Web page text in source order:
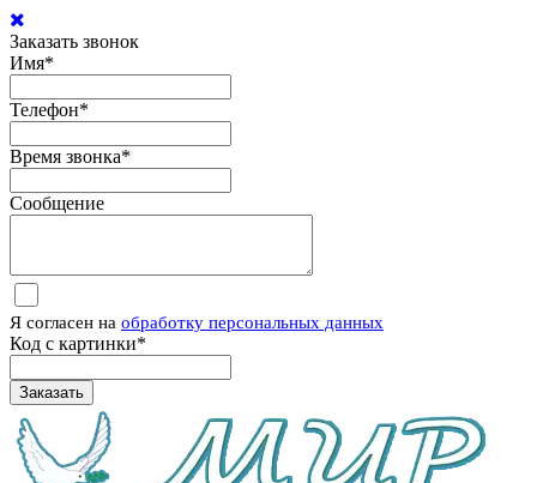
Заказать звонок
Имя*
Телефон*
Время звонка*
Сообщение
Я согласен на обработку персональных данных
Код с картинки*
Заказать